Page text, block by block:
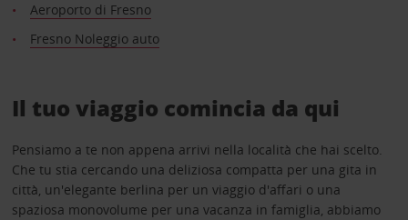
Aeroporto di Fresno
Fresno Noleggio auto
Il tuo viaggio comincia da qui
Pensiamo a te non appena arrivi nella località che hai scelto.
Che tu stia cercando una deliziosa compatta per una gita in
città, un'elegante berlina per un viaggio d'affari o una
spaziosa monovolume per una vacanza in famiglia, abbiamo